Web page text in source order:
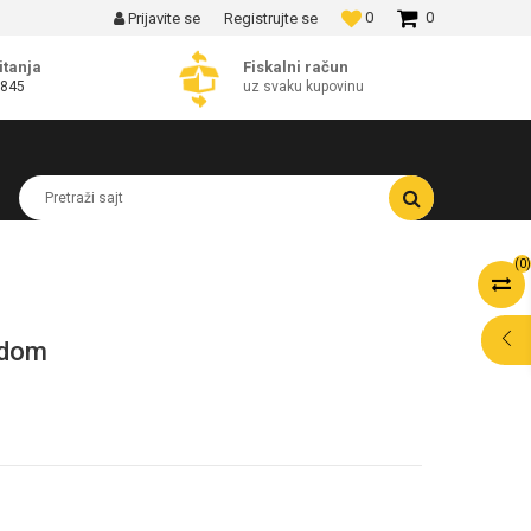
MOGUĆNOST BESPLATNE ISPORUKE! 0
0
Prijavite se Registrujte se
Fiskalni račun
uz svaku kupovinu
Pretraži sajt
(0)